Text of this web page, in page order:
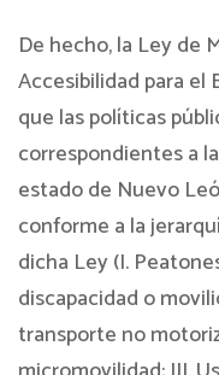
De hecho, la Ley de
Accesibilidad para
que las políticas
correspondientes a
estado de Nuevo
conforme a la
dicha Ley (I.
discapacidad o
transporte no